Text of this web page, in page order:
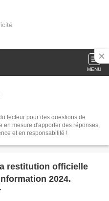
MENU
lecteur pour des questions de
en mesure d'apporter des réponses,
et en responsabilité !
restitution officielle
2024.